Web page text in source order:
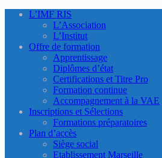
L’IMF RIS
L’Association
L’Institut
Offre de formation
Apprentissage
Diplômes d’état
Certifications et Titre Pro
Formation continue
Accompagnement à la VAE
Inscriptions et Sélections
Formations préparatoires
Plan d’accès
Siège social
Etablissement Marseille